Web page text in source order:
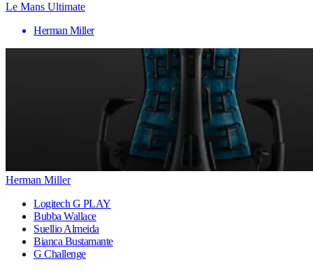
Le Mans Ultimate
Herman Miller
Herman Miller
Logitech G PLAY
Bubba Wallace
Suellio Almeida
Bianca Bustamante
G Challenge